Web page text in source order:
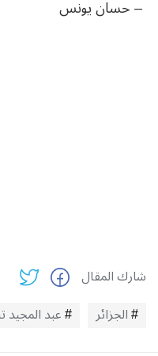
– حسان يونس
شارك المقال
الجزائر
عبد المجيد